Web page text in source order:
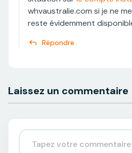
whvaustralie.com si je ne
reste évidemment
Répondre
Laissez un commentaire